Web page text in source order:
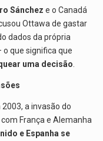
Sánchez e o Canadá
Ottawa de gastar
dados da própria
o que significa que
uma decisão.
a invasão do
França e Alemanha
e Espanha se